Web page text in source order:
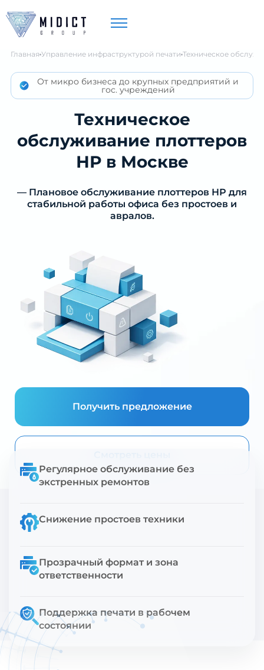
Главная Управление инфраструктурой печати Техническое
От микро бизнеса до крупных предприятий и
гос. учреждений
Техническое
обслуживание плоттеров
НР в Москве
— Плановое обслуживание плоттеров НР для
стабильной работы офиса без простоев и
авралов.
Получить предложение
Регулярное обслуживание без
экстренных ремонтов
Снижение простоев техники
Прозрачный формат и зона
ответственности
Поддержка печати в рабочем
состоянии